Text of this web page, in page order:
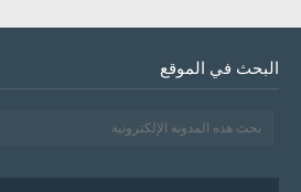
البحث في الموقع